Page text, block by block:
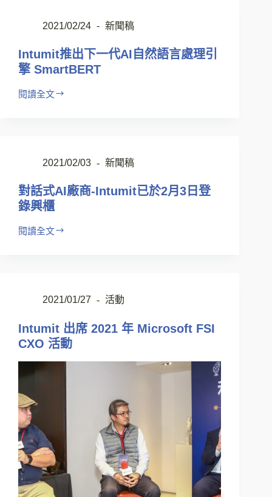
2021/02/24 新聞稿
Intumit推出下一代AI自然語言處理引
擎 SmartBERT
閱讀全文
2021/02/03 新聞稿
對話式AI廠商-Intumit已於2月3日登
錄興櫃
閱讀全文
2021/01/27 活動
Intumit 出席 2021 年 Microsoft FSI
CXO 活動